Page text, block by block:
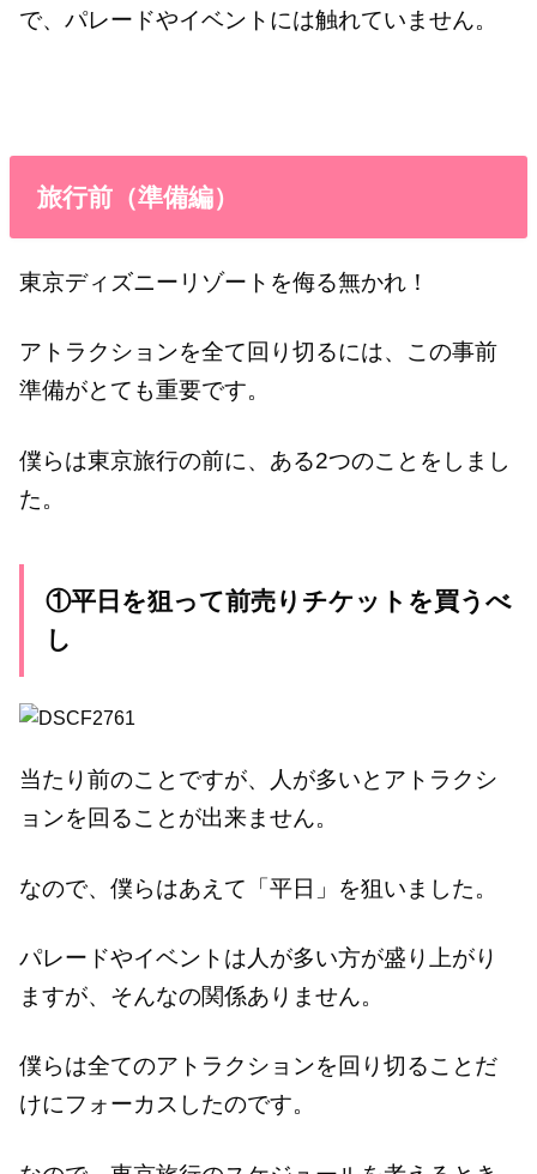
で、パレードやイベントには触れていません。
旅行前（準備編）
東京ディズニーリゾートを侮る無かれ！
アトラクションを全て回り切るには、この事前
準備がとても重要です。
僕らは東京旅行の前に、ある2つのことをしまし
た。
①平日を狙って前売りチケットを買うべ
し
当たり前のことですが、人が多いとアトラクシ
ョンを回ることが出来ません。
なので、僕らはあえて「平日」を狙いました。
パレードやイベントは人が多い方が盛り上がり
ますが、そんなの関係ありません。
僕らは全てのアトラクションを回り切ることだ
けにフォーカスしたのです。